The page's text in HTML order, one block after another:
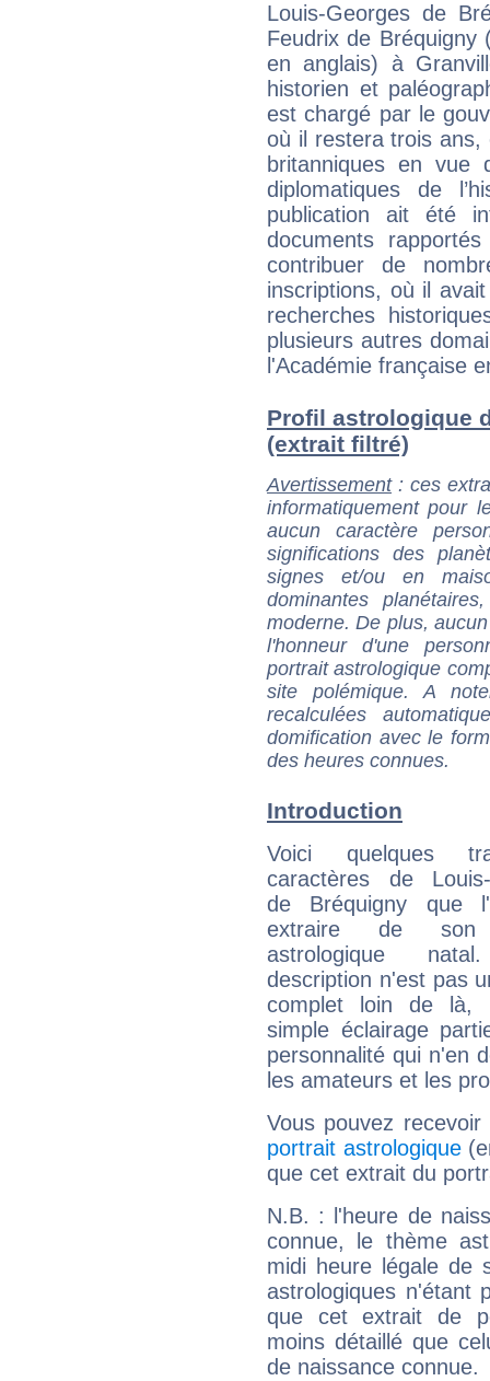
Louis-Georges de
Feudrix de Bréquigny
en anglais) à
historien et
est chargé par le
où il restera trois ans,
britanniques en vue
diplomatiques de
publication ait été
documents
contribuer de
inscriptions, où il
recherches
plusieurs autres
l'Académie française
Profil astrologique
(extrait filtré)
Avertissement: ces
informatiquement pour
aucun caractère
significations des
signes et/ou en
dominantes
moderne. De plus,
l'honneur d'une
portrait astrologique
site polémique. A
recalculées
domification avec le
des heures connues.
Introduction
Voici quelques
caractères de Louis-
de Bréquigny que
extraire de son
astrologique
description n'est pas
complet loin de là,
simple éclairage
personnalité qui n'en
les amateurs et les
Vous pouvez
portrait astrologique
que cet extrait du
N.B. : l'heure de
connue, le thème
midi heure légale de
astrologiques n'étant
que cet extrait de
moins détaillé que
de naissance connue.